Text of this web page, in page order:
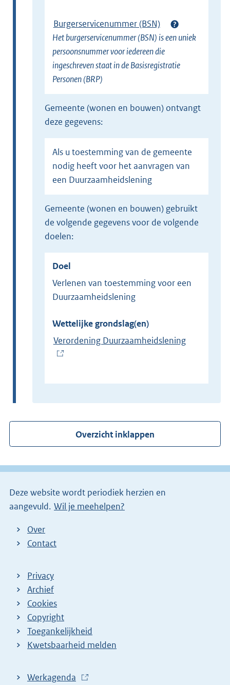
Burgerservicenummer (BSN)
Het burgerservicenummer (BSN) is een uniek
persoonsnummer voor iedereen die
ingeschreven staat in de Basisregistratie
Personen (BRP)
gemeente (wonen en bouwen) ontvangt
deze gegevens:
Als u toestemming van de gemeente
nodig heeft voor het aanvragen van
een Duurzaamheidslening
gemeente (wonen en bouwen) gebruikt
de volgende gegevens voor de volgende
doelen:
Doel
Verlenen van toestemming voor een
Duurzaamheidslening
Wettelijke grondslag(en)
Verordening Duurzaamheidslening
x
r
l
n
k
Overzicht inklappen
Deze website wordt periodiek herzien en
aangevuld. Wil je meehelpen?
Over
Contact
Privacy
Archief
Cookies
Copyright
Toegankelijkheid
Kwetsbaarheid melden
Werkagenda